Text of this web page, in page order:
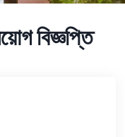
বিজ্ঞপ্তি